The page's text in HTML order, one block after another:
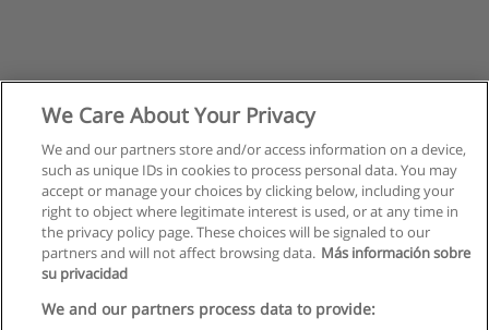
Suivant
Page1de2
Règles d'utilisation
We Care About Your Privacy
We and our partners store and/or access information on a device,
such as unique IDs in cookies to process personal data. You may
accept or manage your choices by clicking below, including your
right to object where legitimate interest is used, or at any time in
the privacy policy page. These choices will be signaled to our
partners and will not affect browsing data. Más información sobre
su privacidad
We and our partners process data to provide: